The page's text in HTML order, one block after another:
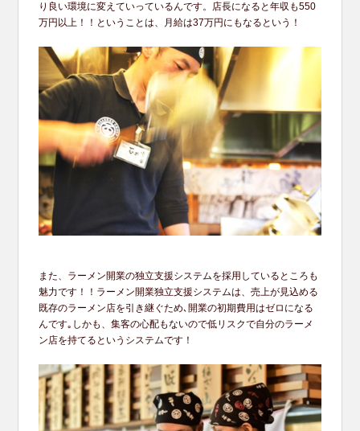
り良い環境に変えていっているんです。店長になると年収も550
万円以上！！ということは、月給は37万円にもなるという！
また、ラーメン開業の独立支援システムを採用しているところも
魅力です！！ラーメン開業独立支援システムは、売上が見込める
既存のラーメン店を引き継ぐため､開業の初期費用はゼロになる
んです｡しかも、集客の心配もないので低リスクで自分のラーメ
ン店を持てるというシステムです！